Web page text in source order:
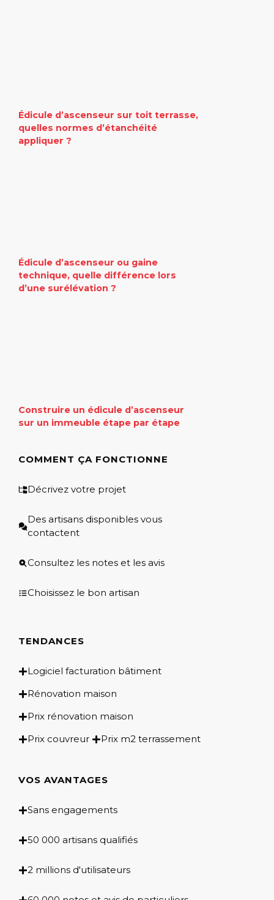
Édicule d’ascenseur sur toit terrasse,
quelles normes d’étanchéité
appliquer ?
Édicule d’ascenseur ou gaine
technique, quelle différence lors
d’une surélévation ?
Construire un édicule d’ascenseur
sur un immeuble étape par étape
COMMENT ÇA FONCTIONNE
Décrivez votre projet
Des artisans disponibles vous
contactent
Consultez les notes et les avis
Choisissez le bon artisan
TENDANCES
Logiciel facturation bâtiment
Rénovation maison
Prix rénovation maison
Prix couvreur
Prix m2 terrassement
VOS AVANTAGES
Sans engagements
50 000 artisans qualifiés
2 millions d'utilisateurs